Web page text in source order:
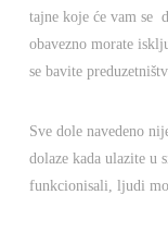
tajne koje će vam se
obavezno morate
se bavite
Sve dole navedeno
dolaze kada ulazite u
funkcionisali, ljudi